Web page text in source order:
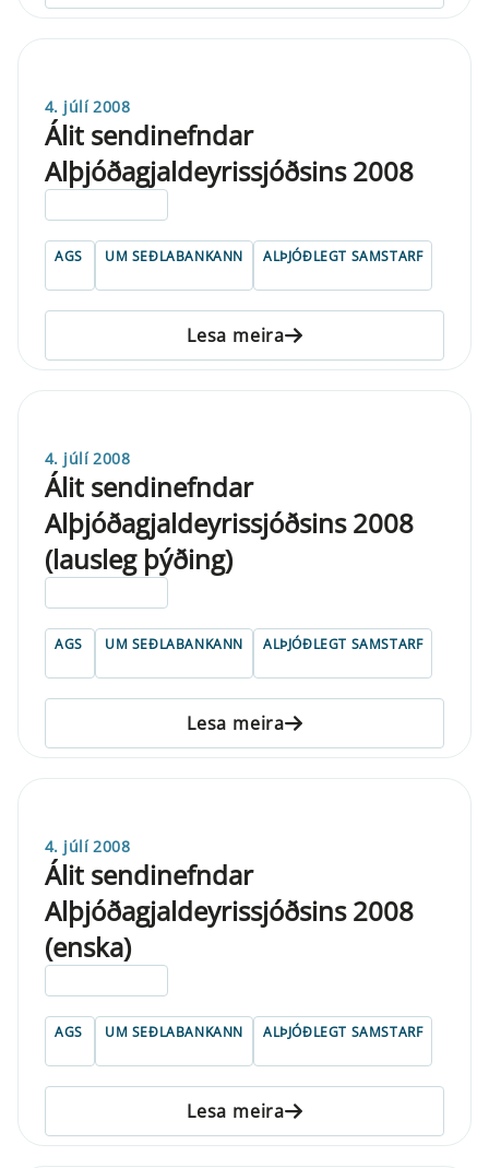
4. júlí 2008
Álit sendinefndar
Alþjóðagjaldeyrissjóðsins 2008
AGS UM SEÐLABANKANN ALÞJÓÐLEGT SAMSTARF
Lesa meira
4. júlí 2008
Álit sendinefndar
Alþjóðagjaldeyrissjóðsins 2008
(lausleg þýðing)
AGS UM SEÐLABANKANN ALÞJÓÐLEGT SAMSTARF
Lesa meira
4. júlí 2008
Álit sendinefndar
Alþjóðagjaldeyrissjóðsins 2008
(enska)
AGS UM SEÐLABANKANN ALÞJÓÐLEGT SAMSTARF
Lesa meira